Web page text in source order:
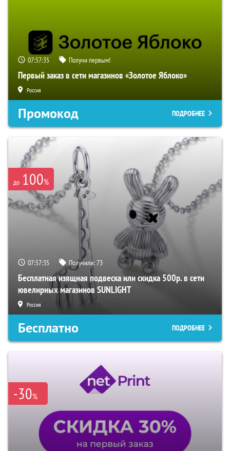
07:57:34 Получи первым!
Первый заказ в сети магазинов «Золотое Яблоко»
Россия
Промокод ПОДРОБНЕЕ
до 100%
07:57:34 Получили:73
Бесплатная изящная подвеска или скидка 500р. в сети
ювелирных магазинов SUNLIGHT
Россия
Бесплатно ПОДРОБНЕЕ
-30%